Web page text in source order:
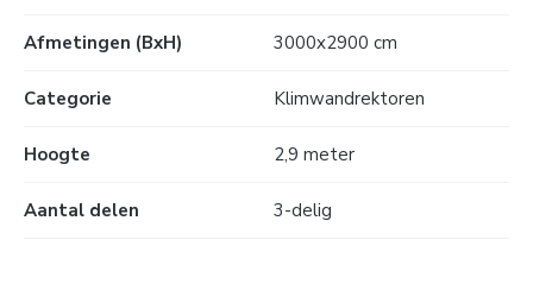
Afmetingen (BxH) 3000x2900 cm
Categorie Klimwandrektoren
Hoogte 2,9 meter
Aantal delen 3-delig